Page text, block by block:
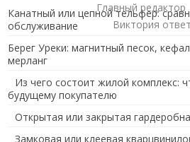
Главный редактор
Виктория
Канатный или цепной тельфер:
обслуживание
Берег Уреки: магнитный песок,
мерланг
Из чего состоит жилой комплекс:
будущему покупателю
Открытая или закрытая
Замковая или клеевая